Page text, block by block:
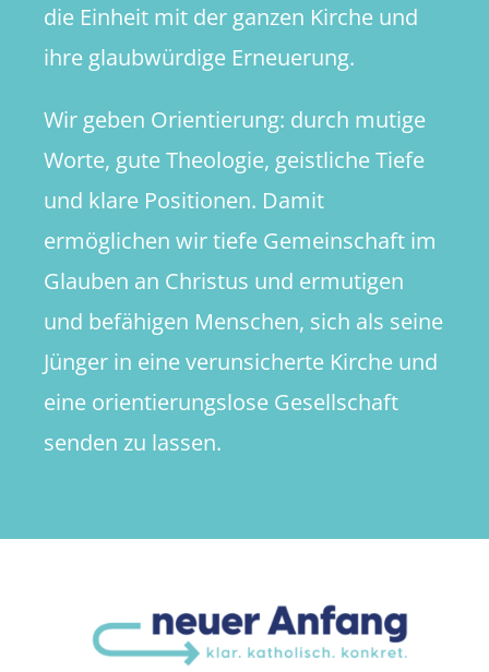
die Einheit mit der ganzen Kirche und
ihre glaubwürdige Erneuerung.
Wir geben Orientierung: durch mutige
Worte, gute Theologie, geistliche Tiefe
und klare Positionen. Damit
ermöglichen wir tiefe Gemeinschaft im
Glauben an Christus und ermutigen
und befähigen Menschen, sich als seine
Jünger in eine verunsicherte Kirche und
eine orientierungslose Gesellschaft
senden zu lassen.